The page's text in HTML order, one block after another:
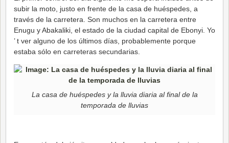
subir la moto, justo en frente de la casa de huéspedes, a
través de la carretera. Son muchos en la carretera entre
Enugu y Abakaliki, el estado de la ciudad capital de Ebonyi. Yo
’ t ver alguno de los últimos días, probablemente porque
estaba sólo en carreteras secundarias.
La casa de huéspedes y la lluvia diaria al final de la
temporada de lluvias